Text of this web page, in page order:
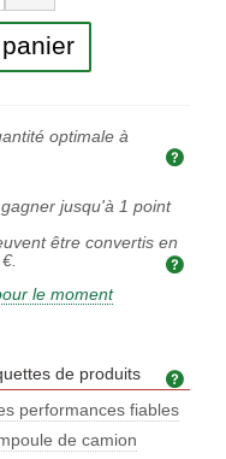
optimale à
jusqu'à 1 point
être convertis en
.
le moment
de produits
performances fiables
de camion